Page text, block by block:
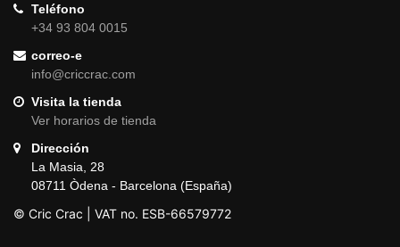
Teléfono
+34 93 804 0015
correo-e
info@criccrac.com
Visita la tienda
Ver horarios de tienda
Dirección
La Masia, 28
08711 Òdena - Barcelona (España)
© Cric Crac | VAT no. ESB-66579772